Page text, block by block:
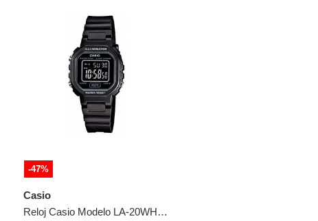
-47%
Casio
Reloj Casio Modelo LA-20WH-1B Negro Mujer